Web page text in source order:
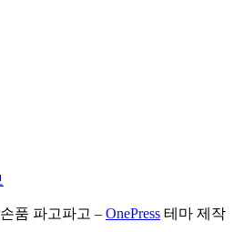
품 파고파고 – OnePress 테마 제작